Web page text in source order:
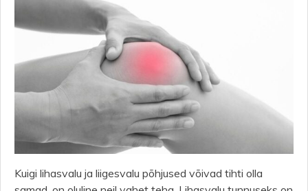
Kuigi lihasvalu ja liigesvalu põhjused võivad tihti olla